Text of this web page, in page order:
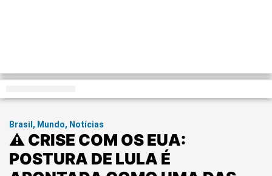
Brasil , Mundo, Notícias
⚠️ CRISE COM OS EUA:
POSTURA DE LULA É